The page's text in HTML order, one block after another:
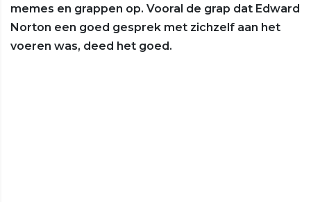
memes en grappen op. Vooral de grap dat Edward
Norton een goed gesprek met zichzelf aan het
voeren was, deed het goed.